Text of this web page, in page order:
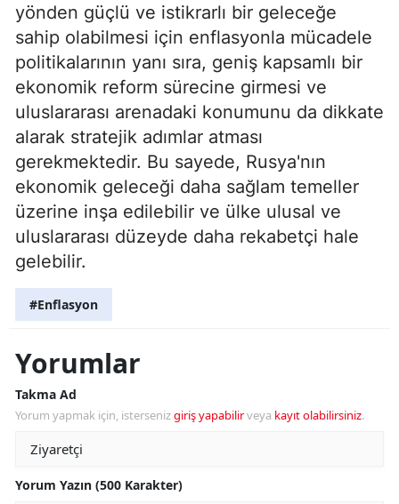
yönden güçlü ve istikrarlı bir geleceğe
sahip olabilmesi için enflasyonla mücadele
politikalarının yanı sıra, geniş kapsamlı bir
ekonomik reform sürecine girmesi ve
uluslararası arenadaki konumunu da dikkate
alarak stratejik adımlar atması
gerekmektedir. Bu sayede, Rusya'nın
ekonomik geleceği daha sağlam temeller
üzerine inşa edilebilir ve ülke ulusal ve
uluslararası düzeyde daha rekabetçi hale
gelebilir.
#Enflasyon
Yorumlar
Takma Ad
Yorum yapmak için, istersenizgiriş yapabilirveya kayıt olabilirsiniz.
Yorum Yazın (500 Karakter)